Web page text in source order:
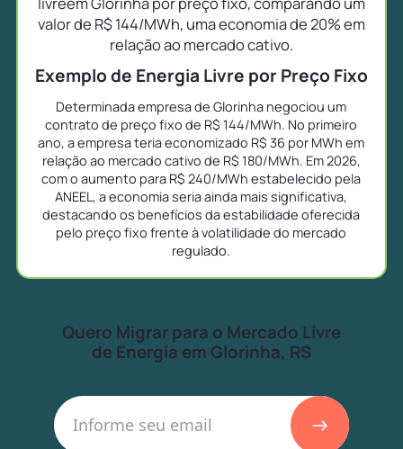
valor de R$ 144/MWh, uma economia de 20% em
relação ao mercado cativo.
Exemplo de Energia Livre por Preço Fixo
Determinada empresa de Glorinha negociou um
contrato de preço fixo de R$ 144/MWh. No primeiro
ano, a empresa teria economizado R$ 36 por MWh em
relação ao mercado cativo de R$ 180/MWh. Em 2026,
com o aumento para R$ 240/MWh estabelecido pela
ANEEL, a economia seria ainda mais significativa,
destacando os benefícios da estabilidade oferecida
pelo preço fixo frente à volatilidade do mercado
regulado.
Quero Migrar para o Mercado Livre
de Energia em Glorinha, RS